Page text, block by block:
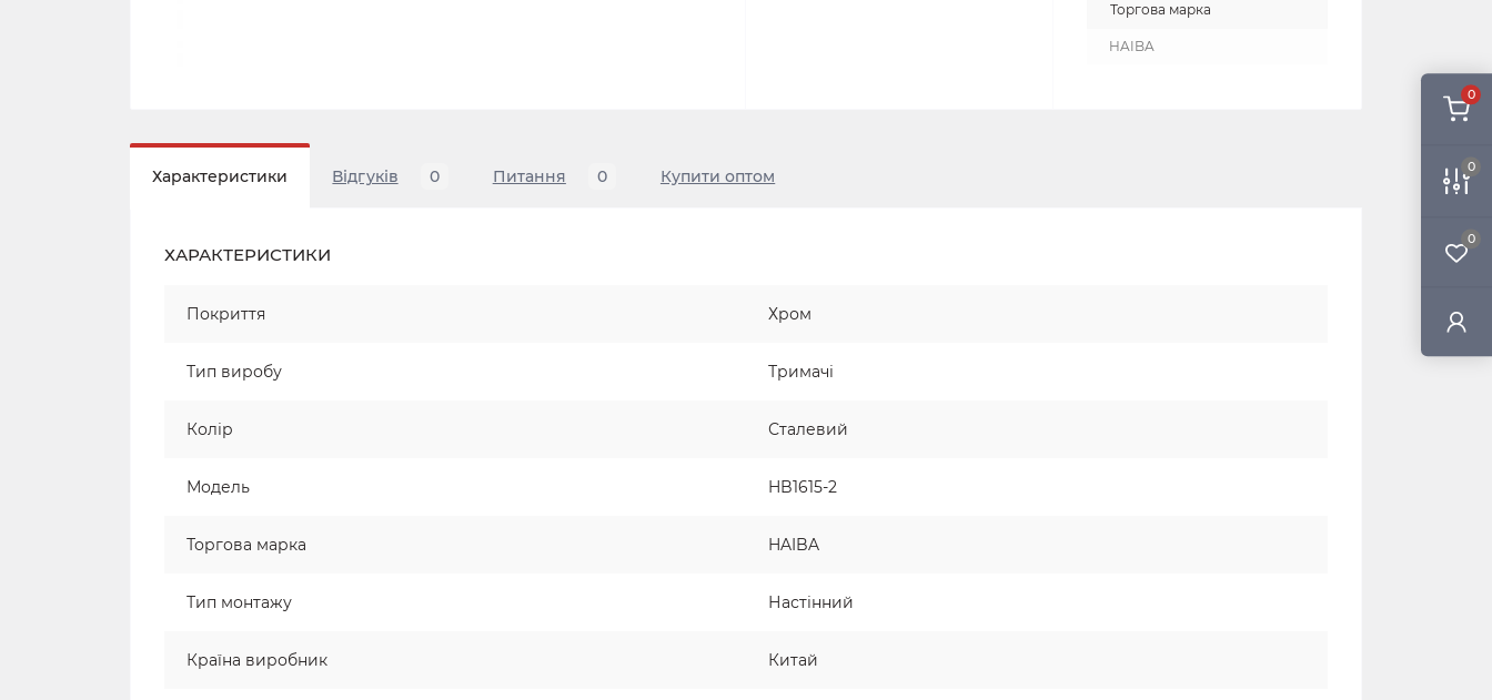
0
0
0
Торгова марка
HAIBA
Характеристики Відгуків 0 Питання 0 Купити оптом
ХАРАКТЕРИСТИКИ
Покриття Хром
Тип виробу Тримачі
Колір Сталевий
Модель HB1615-2
Торгова марка HAIBA
Тип монтажу Настінний
Країна виробник Китай